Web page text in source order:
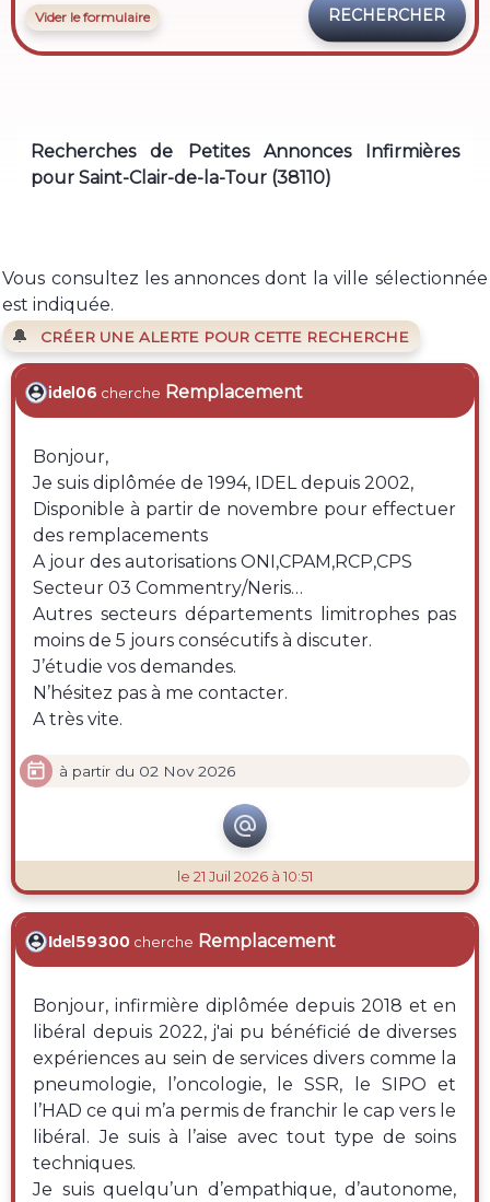
Vider le formulaire
Recherches de Petites Annonces Infirmières
pour Saint-Clair-de-la-Tour (38110)
Vous consultez les annonces dont la ville sélectionnée
est indiquée.
🔔 CRÉER UNE ALERTE POUR CETTE RECHERCHE
idel06 cherche Remplacement
Bonjour,
Je suis diplômée de 1994, IDEL depuis 2002,
Disponible à partir de novembre pour effectuer
des remplacements
A jour des autorisations ONI,CPAM,RCP,CPS
Secteur 03 Commentry/Neris…
Autres secteurs départements limitrophes pas
moins de 5 jours consécutifs à discuter.
J’étudie vos demandes.
N’hésitez pas à me contacter.
A très vite.
 à partir du 02 Nov 2026

le 21 Juil 2026 à 10:51
Idel59300 cherche Remplacement
Bonjour, infirmière diplômée depuis 2018 et en
libéral depuis 2022, j'ai pu bénéficié de diverses
expériences au sein de services divers comme la
pneumologie, l’oncologie, le SSR, le SIPO et
l’HAD ce qui m’a permis de franchir le cap vers le
libéral. Je suis à l’aise avec tout type de soins
techniques.
Je suis quelqu’un d’empathique, d’autonome,